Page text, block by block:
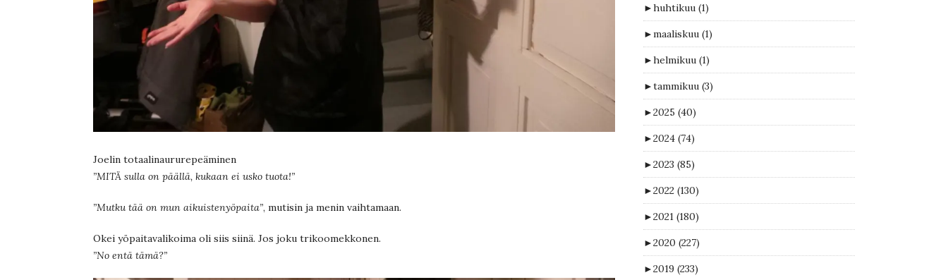
Joelin totaalinaururepeäminen
”MITÄ sulla on päällä, kukaan ei usko tuota!”
”Mutku tää on mun aikuistenyöpaita”, mutisin ja menin vaihtamaan.
Okei yöpaitavalikoima oli siis siinä. Jos joku trikoomekkonen.
”No entä tämä?”
►huhtikuu (1)
►maaliskuu (1)
►helmikuu (1)
►tammikuu (3)
►2025 (40)
►2024 (74)
►2023 (85)
►2022 (130)
►2021 (180)
►2020 (227)
►2019 (233)